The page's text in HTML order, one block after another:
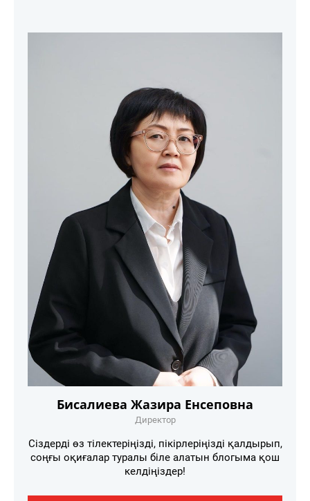
Бисалиева Жазира Енсеповна
Директор
Сіздерді өз тілектеріңізді, пікірлеріңізді қалдырып,
соңғы оқиғалар туралы біле алатын блогыма қош
келдіңіздер!